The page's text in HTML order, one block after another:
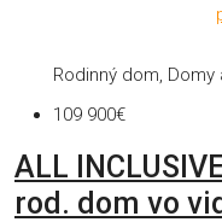
Rodinný dom, Domy
109 900€
ALL
rod. dom vo